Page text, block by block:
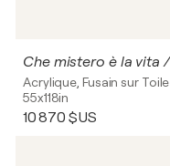
Acrylique, Fusain sur Toile
55x118in
10 870 $US